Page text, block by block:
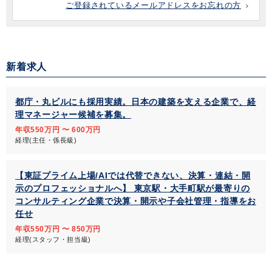
ご登録されているメールアドレスをお忘れの方
新着求人
都庁・丸ビルにも採用実績。日本の建築を支える企業で、経
理マネージャー候補を募集。
年収550万円 〜 600万円
経理(主任・係長級)
【東証プライム上場/AIでは代替できない、決算・連結・開
示のプロフェッショナルへ】 東京駅・大手町駅が最寄りの
コンサルティング企業で決算・開示や子会社管理・指導をお
任せ
年収550万円 〜 850万円
経理(スタッフ・担当級)